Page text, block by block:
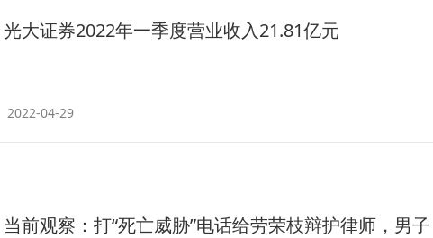
光大证券2022年一季度营业收入21.81亿元
2022-04-29
当前观察：打“死亡威胁”电话给劳荣枝辩护律师，男子